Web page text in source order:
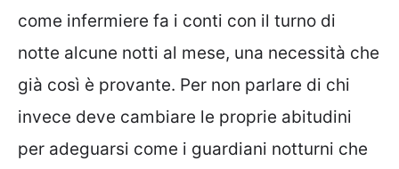
come infermiere fa i conti con il turno di
notte alcune notti al mese, una necessità che
già così è provante. Per non parlare di chi
invece deve cambiare le proprie abitudini
per adeguarsi come i guardiani notturni che